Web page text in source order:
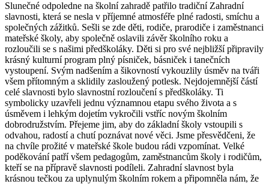
Slunečné odpoledne na školní zahradě patřilo tradiční Zahradní
slavnosti, která se nesla v příjemné atmosféře plné radosti, smíchu a
společných zážitků. Sešli se zde děti, rodiče, prarodiče i zaměstnanci
mateřské školy, aby společně oslavili závěr školního roku a
rozloučili se s našimi předškoláky. Děti si pro své nejbližší připravily
krásný kulturní program plný písniček, básniček i tanečních
vystoupení. Svým nadšením a šikovností vykouzlily úsměv na tváři
všem přítomným a sklidily zasloužený potlesk. Nejdojemnější částí
celé slavnosti bylo slavnostní rozloučení s předškoláky. Ti
symbolicky uzavřeli jednu významnou etapu svého života a s
úsměvem i lehkým dojetím vykročili vstříc novým školním
dobrodružstvím. Přejeme jim, aby do základní školy vstoupili s
odvahou, radostí a chutí poznávat nové věci. Jsme přesvědčeni, že
na chvíle prožité v mateřské škole budou rádi vzpomínat. Velké
poděkování patří všem pedagogům, zaměstnancům školy i rodičům,
kteří se na přípravě slavnosti podíleli. Zahradní slavnost byla
krásnou tečkou za uplynulým školním rokem a připomněla nám, že